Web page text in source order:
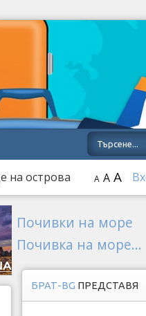
на острова A A A
Почивки на море
Почивка на море...
БРАТ-BG ПРЕДСТАВЯ